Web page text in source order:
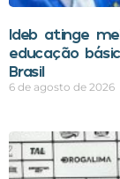
Ideb atinge
educação
Brasil
6 de agosto de 2026